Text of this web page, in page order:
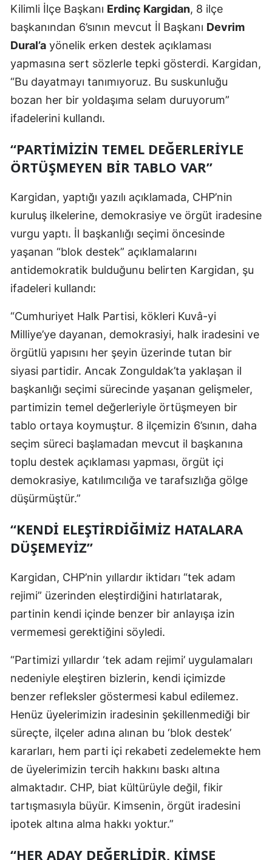
Kilimli İlçe Başkanı Erdinç Kargidan, 8 ilçe
başkanından 6’sının mevcut İl Başkanı Devrim
Dural’a yönelik erken destek açıklaması
yapmasına sert sözlerle tepki gösterdi. Kargidan,
“Bu dayatmayı tanımıyoruz. Bu suskunluğu
bozan her bir yoldaşıma selam duruyorum”
ifadelerini kullandı.
“PARTİMİZİN TEMEL DEĞERLERİYLE
ÖRTÜŞMEYEN BİR TABLO VAR”
Kargidan, yaptığı yazılı açıklamada, CHP’nin
kuruluş ilkelerine, demokrasiye ve örgüt iradesine
vurgu yaptı. İl başkanlığı seçimi öncesinde
yaşanan “blok destek” açıklamalarını
antidemokratik bulduğunu belirten Kargidan, şu
ifadeleri kullandı:
“Cumhuriyet Halk Partisi, kökleri Kuvâ-yi
Milliye’ye dayanan, demokrasiyi, halk iradesini ve
örgütlü yapısını her şeyin üzerinde tutan bir
siyasi partidir. Ancak Zonguldak’ta yaklaşan il
başkanlığı seçimi sürecinde yaşanan gelişmeler,
partimizin temel değerleriyle örtüşmeyen bir
tablo ortaya koymuştur. 8 ilçemizin 6’sının, daha
seçim süreci başlamadan mevcut il başkanına
toplu destek açıklaması yapması, örgüt içi
demokrasiye, katılımcılığa ve tarafsızlığa gölge
düşürmüştür.”
“KENDİ ELEŞTİRDİĞİMİZ HATALARA
DÜŞEMEYİZ”
Kargidan, CHP’nin yıllardır iktidarı “tek adam
rejimi” üzerinden eleştirdiğini hatırlatarak,
partinin kendi içinde benzer bir anlayışa izin
vermemesi gerektiğini söyledi.
“Partimizi yıllardır ‘tek adam rejimi’ uygulamaları
nedeniyle eleştiren bizlerin, kendi içimizde
benzer refleksler göstermesi kabul edilemez.
Henüz üyelerimizin iradesinin şekillenmediği bir
süreçte, ilçeler adına alınan bu ‘blok destek’
kararları, hem parti içi rekabeti zedelemekte hem
de üyelerimizin tercih hakkını baskı altına
almaktadır. CHP, biat kültürüyle değil, fikir
tartışmasıyla büyür. Kimsenin, örgüt iradesini
ipotek altına alma hakkı yoktur.”
“HER ADAY DEĞERLİDİR, KİMSE